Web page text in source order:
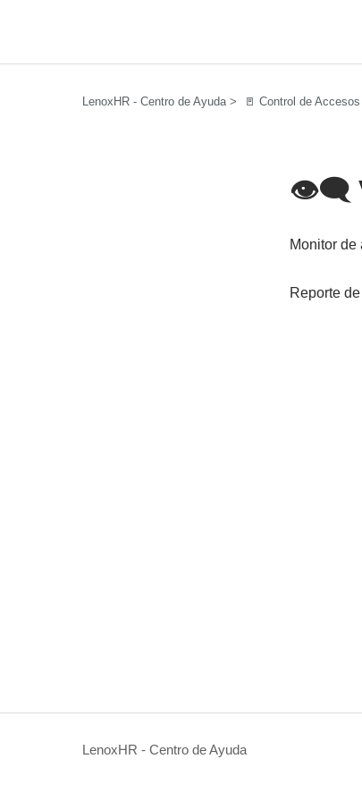
LenoxHR - Centro de Ayuda 🚪 Control de
👁️‍🗨️
Monitor de
Reporte
LenoxHR - Centro de Ayuda